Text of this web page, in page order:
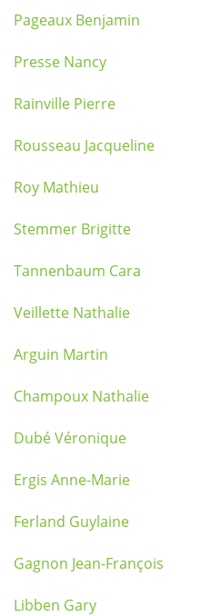
Pageaux Benjamin
Presse Nancy
Rainville Pierre
Rousseau Jacqueline
Roy Mathieu
Stemmer Brigitte
Tannenbaum Cara
Veillette Nathalie
Arguin Martin
Champoux Nathalie
Dubé Véronique
Ergis Anne-Marie
Ferland Guylaine
Gagnon Jean-François
Libben Gary